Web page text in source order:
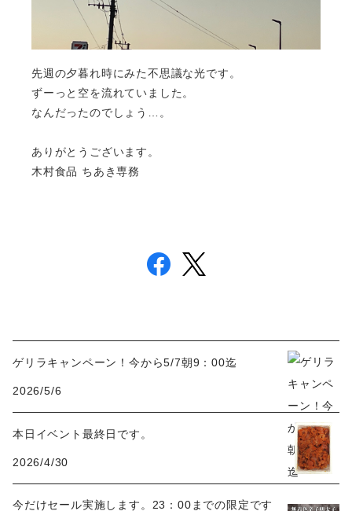
先週の夕暮れ時にみた不思議な光です。
ずーっと空を流れていました。
なんだったのでしょう…。
ありがとうございます。
木村食品 ちあき専務
ゲリラキャンペーン！今から5/7朝9：00迄
2026/5/6
本日イベント最終日です。
2026/4/30
今だけセール実施します。23：00までの限定です